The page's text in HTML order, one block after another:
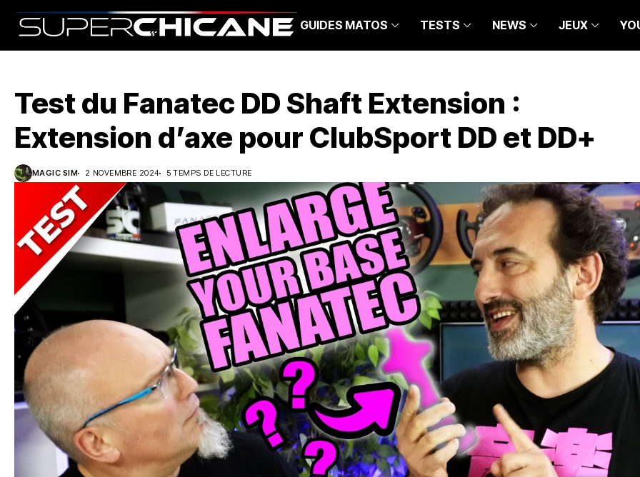
GUIDES MATOS TESTS NEWS JEUX
Test du Fanatec DD Shaft Extension :
Extension d’axe pour ClubSport DD et DD+
MAGIC SIM 2 NOVEMBRE 2024 5 TEMPS DE LECTURE